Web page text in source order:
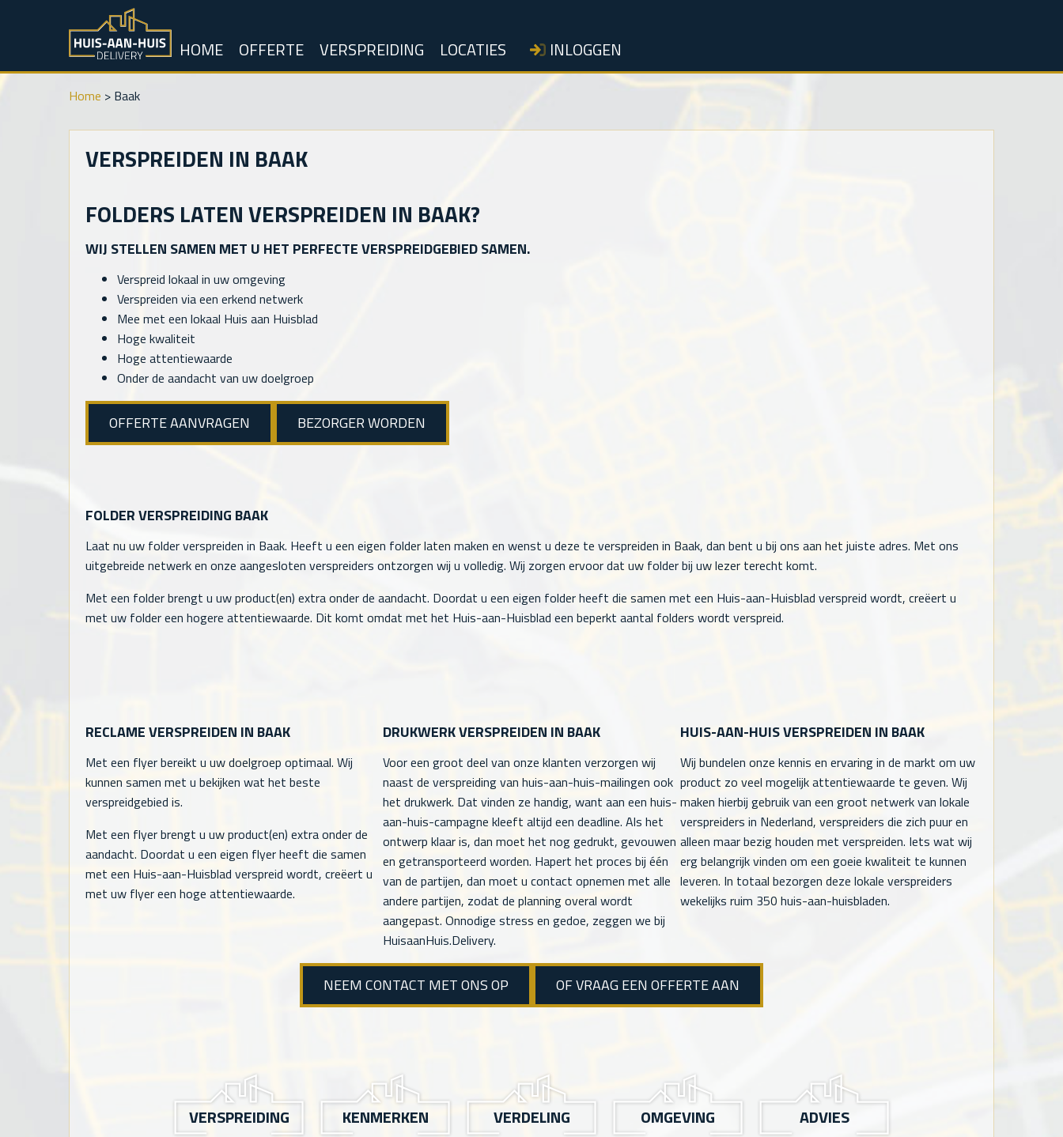
HOME OFFERTE VERSPREIDING LOCATIES INLOGGEN
Home > Baak
VERSPREIDEN IN BAAK
FOLDERS LATEN VERSPREIDEN IN BAAK?
WIJ STELLEN SAMEN MET U HET PERFECTE VERSPREIDGEBIED SAMEN.
Verspreid lokaal in uw omgeving
Verspreiden via een erkend netwerk
Mee met een lokaal Huis aan Huisblad
Hoge kwaliteit
Hoge attentiewaarde
Onder de aandacht van uw doelgroep
OFFERTE AANVRAGEN BEZORGER WORDEN
FOLDER VERSPREIDING BAAK
Laat nu uw folder verspreiden in Baak. Heeft u een eigen folder laten maken en wenst u deze te verspreiden in Baak, dan bent u bij ons aan het juiste adres. Met ons
uitgebreide netwerk en onze aangesloten verspreiders ontzorgen wij u volledig. Wij zorgen ervoor dat uw folder bij uw lezer terecht komt.
Met een folder brengt u uw product(en) extra onder de aandacht. Doordat u een eigen folder heeft die samen met een Huis-aan-Huisblad verspreid wordt, creëert u
met uw folder een hogere attentiewaarde. Dit komt omdat met het Huis-aan-Huisblad een beperkt aantal folders wordt verspreid.
RECLAME VERSPREIDEN IN BAAK
Met een flyer bereikt u uw doelgroep optimaal. Wij
kunnen samen met u bekijken wat het beste
verspreidgebied is.
Met een flyer brengt u uw product(en) extra onder de
aandacht. Doordat u een eigen flyer heeft die samen
met een Huis-aan-Huisblad verspreid wordt, creëert u
met uw flyer een hoge attentiewaarde.
DRUKWERK VERSPREIDEN IN BAAK
Voor een groot deel van onze klanten verzorgen wij
naast de verspreiding van huis-aan-huis-mailingen ook
het drukwerk. Dat vinden ze handig, want aan een huis-
aan-huis-campagne kleeft altijd een deadline. Als het
ontwerp klaar is, dan moet het nog gedrukt, gevouwen
en getransporteerd worden. Hapert het proces bij één
van de partijen, dan moet u contact opnemen met alle
andere partijen, zodat de planning overal wordt
aangepast. Onnodige stress en gedoe, zeggen we bij
HuisaanHuis.Delivery.
HUIS-AAN-HUIS VERSPREIDEN IN BAAK
Wij bundelen onze kennis en ervaring in de markt om uw
product zo veel mogelijk attentiewaarde te geven. Wij
maken hierbij gebruik van een groot netwerk van lokale
verspreiders in Nederland, verspreiders die zich puur en
alleen maar bezig houden met verspreiden. Iets wat wij
erg belangrijk vinden om een goeie kwaliteit te kunnen
leveren. In totaal bezorgen deze lokale verspreiders
wekelijks ruim 350 huis-aan-huisbladen.
NEEM CONTACT MET ONS OP OF VRAAG EEN OFFERTE AAN
VERSPREIDING KENMERKEN VERDELING OMGEVING ADVIES